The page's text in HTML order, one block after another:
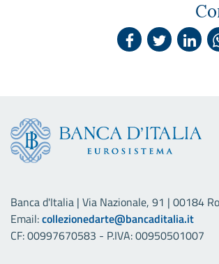
Banca d'Italia | Via Nazionale, 91 | 00184
Email:collezionedarte@bancaditalia.it
CF: 00997670583 - P.IVA: 00950501007